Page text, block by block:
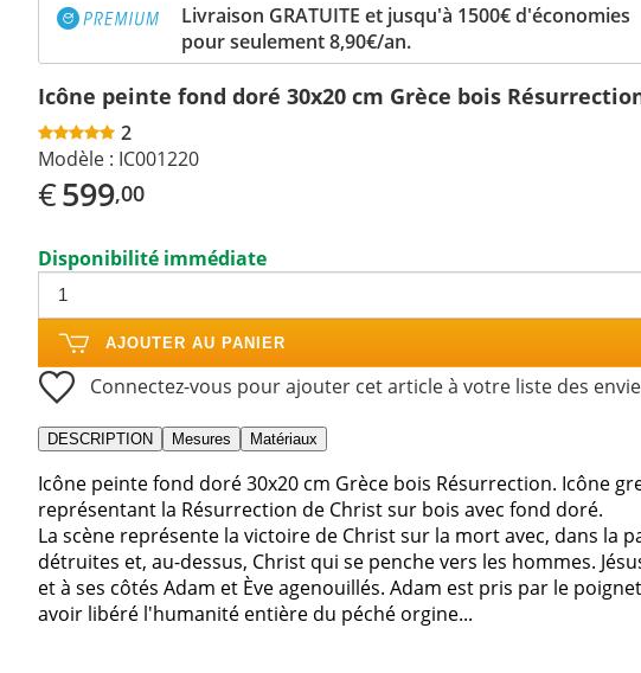
Livraison GRATUITE et jusqu'à 1500€ d'économies
pour seulement 8,90€/an.
Icône peinte fond doré 30x20 cm Grèce bois
2
Modèle : IC001220
€599,00
Disponibilité immédiate
AJOUTER AU PANIER
Connectez-vous pour ajouter cet article à votre liste des
DESCRIPTION Mesures Matériaux
Icône peinte fond doré 30x20 cm Grèce bois Résurrection. Icône
représentant la Résurrection de Christ sur bois avec fond doré.
La scène représente la victoire de Christ sur la mort avec, dans la
détruites et, au-dessus, Christ qui se penche vers les hommes.
et à ses côtés Adam et Ève agenouillés. Adam est pris par le
avoir libéré l'humanité entière du péché orgine...